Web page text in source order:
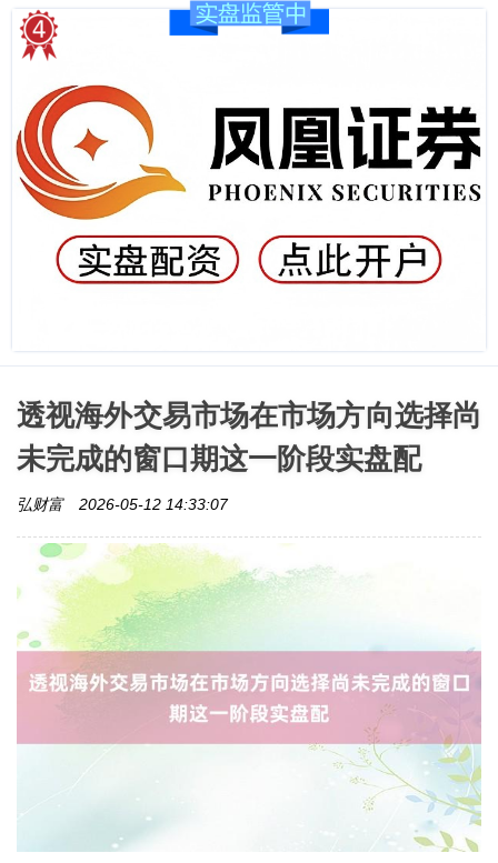
透视海外交易市场在市场方向选择尚
未完成的窗口期这一阶段实盘配
弘财富 2026-05-12 14:33:07